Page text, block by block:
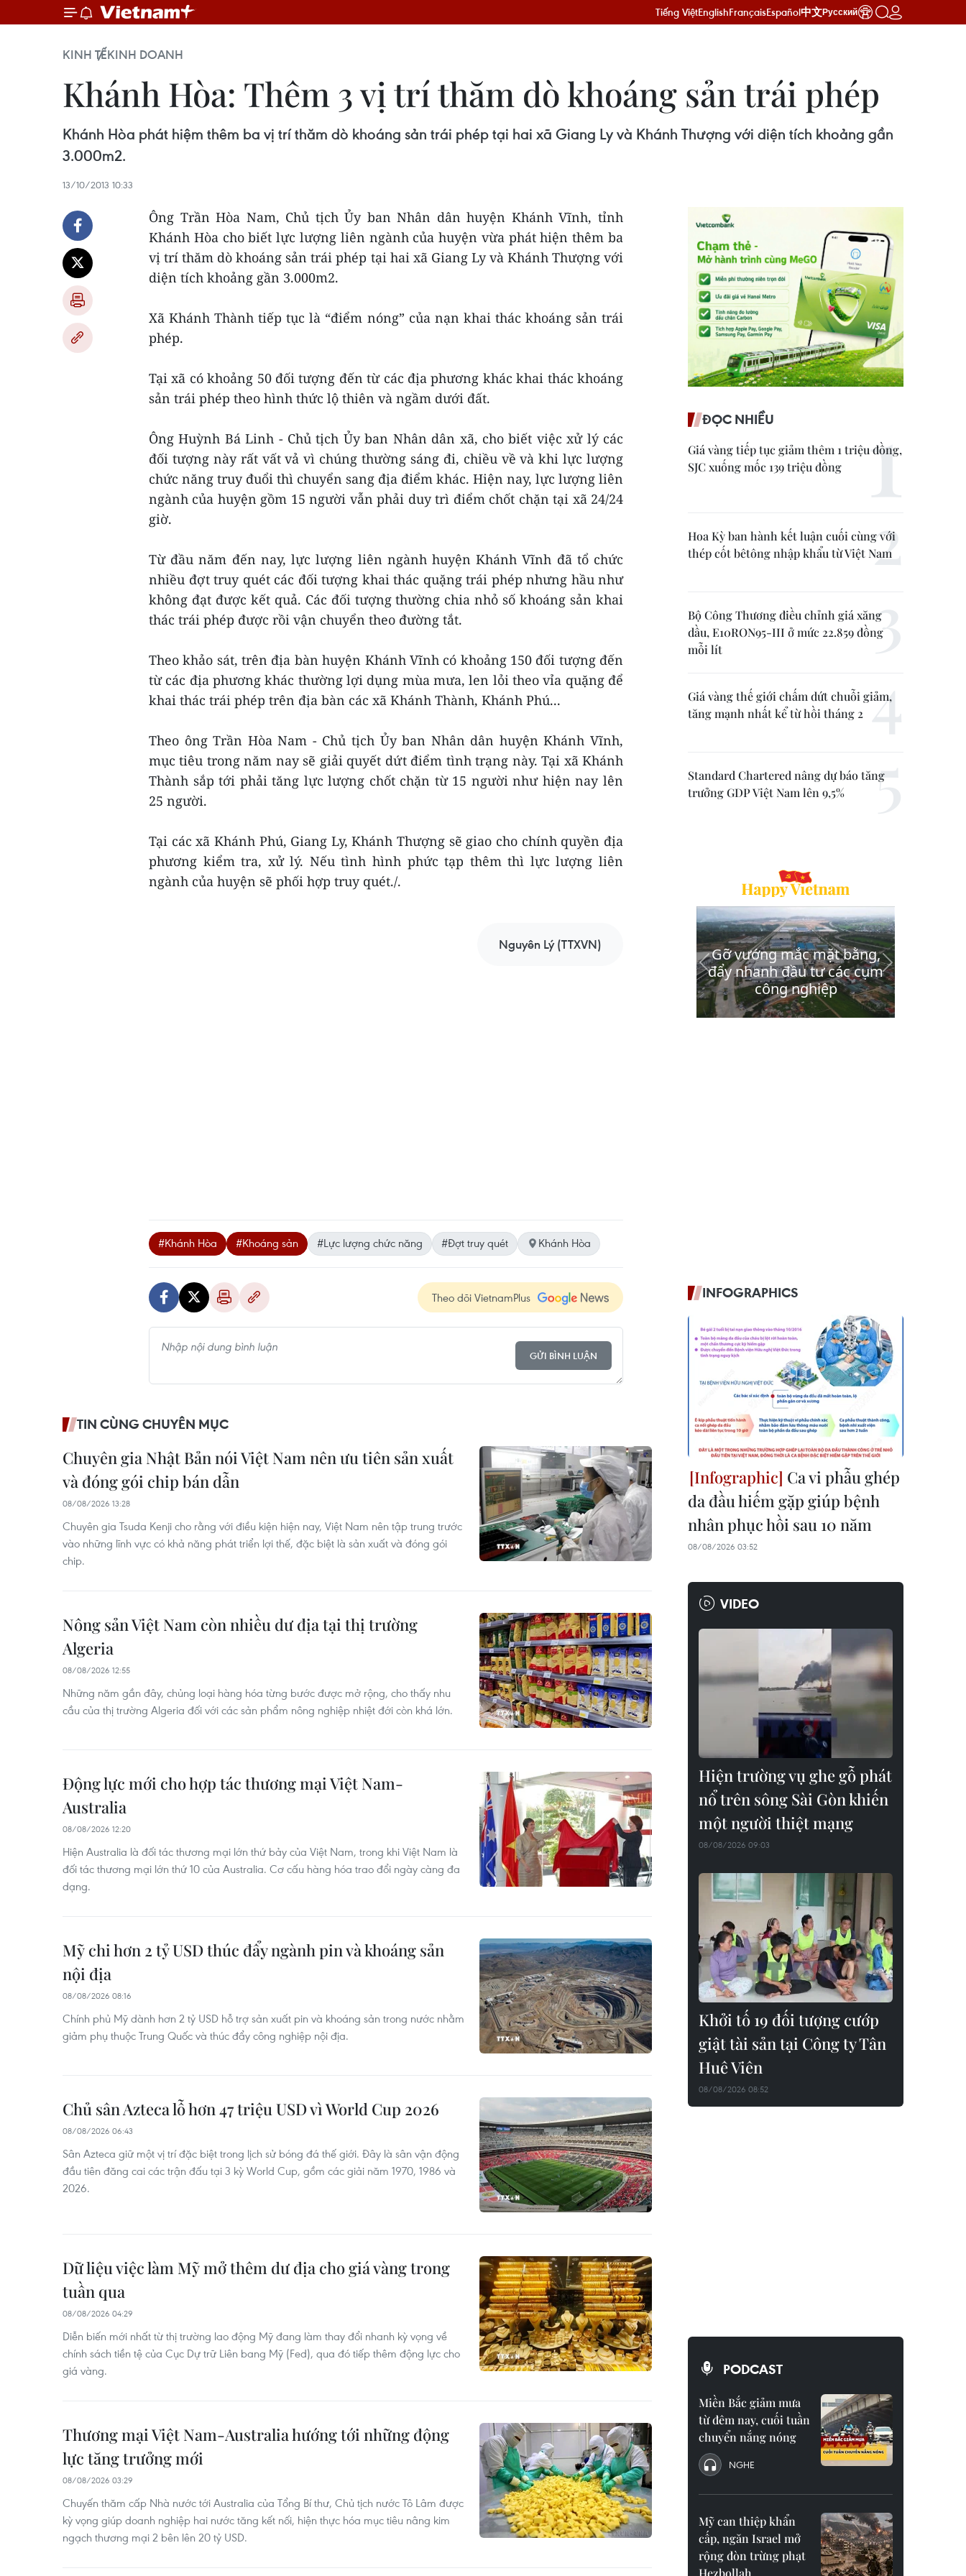
Tiếng ViệtEnglishFrançaisEspañol中文Русский
KINH TẾKINH DOANH
Khánh Hòa: Thêm 3 vị trí thăm dò khoáng sản trái phép
Khánh Hòa phát hiệm thêm ba vị trí thăm dò khoáng sản trái phép tại hai xã Giang Ly và Khánh Thượng với diện tích khoảng gần
3.000m2.
13/10/2013 10:33
Ông Trần Hòa Nam, Chủ tịch Ủy ban Nhân dân huyện Khánh Vĩnh, tỉnh
Khánh Hòa cho biết lực lượng liên ngành của huyện vừa phát hiện thêm ba
vị trí thăm dò khoáng sản trái phép tại hai xã Giang Ly và Khánh Thượng với
diện tích khoảng gần 3.000m2.
Xã Khánh Thành tiếp tục là “điểm nóng” của nạn khai thác khoáng sản trái
phép.
Tại xã có khoảng 50 đối tượng đến từ các địa phương khác khai thác khoáng
sản trái phép theo hình thức lộ thiên và ngầm dưới đất.
Ông Huỳnh Bá Linh - Chủ tịch Ủy ban Nhân dân xã, cho biết việc xử lý các
đối tượng này rất vất vả vì chúng thường sáng đi, chiều về và khi lực lượng
chức năng truy đuổi thì chuyển sang địa điểm khác. Hiện nay, lực lượng liên
ngành của huyện gồm 15 người vẫn phải duy trì điểm chốt chặn tại xã 24/24
giờ.
Từ đầu năm đến nay, lực lượng liên ngành huyện Khánh Vĩnh đã tổ chức
nhiều đợt truy quét các đối tượng khai thác quặng trái phép nhưng hầu như
không đạt được kết quả. Các đối tượng thường chia nhỏ số khoáng sản khai
thác trái phép được rồi vận chuyển theo đường tắt.
Theo khảo sát, trên địa bàn huyện Khánh Vĩnh có khoảng 150 đối tượng đến
từ các địa phương khác thường lợi dụng mùa mưa, len lỏi theo vỉa quặng để
khai thác trái phép trên địa bàn các xã Khánh Thành, Khánh Phú...
Theo ông Trần Hòa Nam - Chủ tịch Ủy ban Nhân dân huyện Khánh Vĩnh,
mục tiêu trong năm nay sẽ giải quyết dứt điểm tình trạng này. Tại xã Khánh
Thành sắp tới phải tăng lực lượng chốt chặn từ 15 người như hiện nay lên
25 người.
Tại các xã Khánh Phú, Giang Ly, Khánh Thượng sẽ giao cho chính quyền địa
phương kiểm tra, xử lý. Nếu tình hình phức tạp thêm thì lực lượng liên
ngành của huyện sẽ phối hợp truy quét./.
Nguyên Lý (TTXVN)
#Khánh Hòa #Khoáng sản #Lực lượng chức năng #Đợt truy quét Khánh Hòa
Theo dõi VietnamPlus
GỬI BÌNH LUẬN
TIN CÙNG CHUYÊN MỤC
Chuyên gia Nhật Bản nói Việt Nam nên ưu tiên sản xuất
và đóng gói chip bán dẫn
08/08/2026 13:28
Chuyên gia Tsuda Kenji cho rằng với điều kiện hiện nay, Việt Nam nên tập trung trước
vào những lĩnh vực có khả năng phát triển lợi thế, đặc biệt là sản xuất và đóng gói
chip.
Nông sản Việt Nam còn nhiều dư địa tại thị trường
Algeria
08/08/2026 12:55
Những năm gần đây, chủng loại hàng hóa từng bước được mở rộng, cho thấy nhu
cầu của thị trường Algeria đối với các sản phẩm nông nghiệp nhiệt đới còn khá lớn.
Động lực mới cho hợp tác thương mại Việt Nam-
Australia
08/08/2026 12:20
Hiện Australia là đối tác thương mại lớn thứ bảy của Việt Nam, trong khi Việt Nam là
đối tác thương mại lớn thứ 10 của Australia. Cơ cấu hàng hóa trao đổi ngày càng đa
dạng.
Mỹ chi hơn 2 tỷ USD thúc đẩy ngành pin và khoáng sản
nội địa
08/08/2026 08:16
Chính phủ Mỹ dành hơn 2 tỷ USD hỗ trợ sản xuất pin và khoáng sản trong nước nhằm
giảm phụ thuộc Trung Quốc và thúc đẩy công nghiệp nội địa.
Chủ sân Azteca lỗ hơn 47 triệu USD vì World Cup 2026
08/08/2026 06:43
Sân Azteca giữ một vị trí đặc biệt trong lịch sử bóng đá thế giới. Đây là sân vận động
đầu tiên đăng cai các trận đấu tại 3 kỳ World Cup, gồm các giải năm 1970, 1986 và
2026.
Dữ liệu việc làm Mỹ mở thêm dư địa cho giá vàng trong
tuần qua
08/08/2026 04:29
Diễn biến mới nhất từ thị trường lao động Mỹ đang làm thay đổi nhanh kỳ vọng về
chính sách tiền tệ của Cục Dự trữ Liên bang Mỹ (Fed), qua đó tiếp thêm động lực cho
giá vàng.
Thương mại Việt Nam-Australia hướng tới những động
lực tăng trưởng mới
08/08/2026 03:29
Chuyến thăm cấp Nhà nước tới Australia của Tổng Bí thư, Chủ tịch nước Tô Lâm được
kỳ vọng giúp doanh nghiệp hai nước tăng kết nối, hiện thực hóa mục tiêu nâng kim
ngạch thương mại 2 bên lên 20 tỷ USD.
ĐỌC NHIỀU
Giá vàng tiếp tục giảm thêm 1 triệu đồng,
SJC xuống mốc 139 triệu đồng
Hoa Kỳ ban hành kết luận cuối cùng với
thép cốt bêtông nhập khẩu từ Việt Nam
Bộ Công Thương điều chỉnh giá xăng
dầu, E10RON95-III ở mức 22.859 đồng
mỗi lít
Giá vàng thế giới chấm dứt chuỗi giảm,
tăng mạnh nhất kể từ hồi tháng 2
Standard Chartered nâng dự báo tăng
trưởng GDP Việt Nam lên 9,5%
INFOGRAPHICS
Ca vi phẫu ghép
da đầu hiếm gặp giúp bệnh
nhân phục hồi sau 10 năm
08/08/2026 03:52
VIDEO
Hiện trường vụ ghe gỗ phát
nổ trên sông Sài Gòn khiến
một người thiệt mạng
08/08/2026 09:03
Khởi tố 19 đối tượng cướp
giật tài sản tại Công ty Tân
Huê Viên
08/08/2026 08:52
PODCAST
Miền Bắc giảm mưa
từ đêm nay, cuối tuần
chuyển nắng nóng
NGHE
Mỹ can thiệp khẩn
cấp, ngăn Israel mở
rộng đòn trừng phạt
Hezbollah